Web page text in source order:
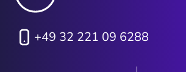
+49 32 221 09 6288